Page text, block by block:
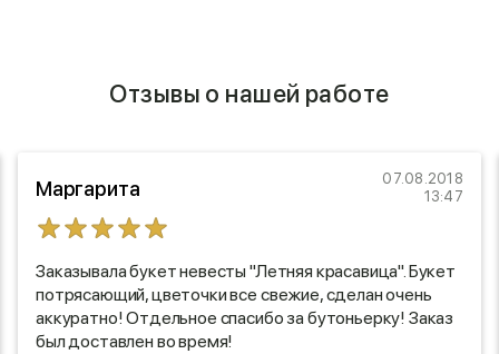
Отзывы о нашей работе
Маргарита
07.08.2018
13:47
Заказывала букет невесты "Летняя красавица". Букет
потрясающий, цветочки все свежие, сделан очень
аккуратно! Отдельное спасибо за бутоньерку! Заказ
был доставлен во время!